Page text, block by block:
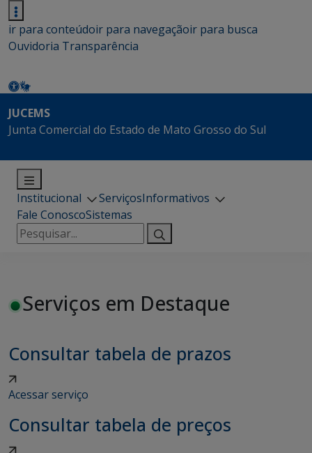
ir para conteúdoir para navegaçãoir para busca
Ouvidoria Transparência
JUCEMS
Junta Comercial do Estado de Mato Grosso do Sul
Institucional ServiçosInformativos
Fale ConoscoSistemas
Pesquisar
por:
Serviços em Destaque
Consultar tabela de prazos
Acessar serviço
Consultar tabela de preços